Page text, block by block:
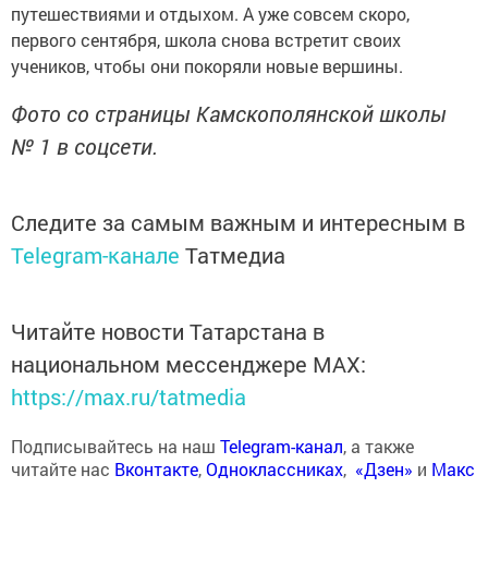
путешествиями и отдыхом. А уже совсем скоро,
первого сентября, школа снова встретит своих
учеников, чтобы они покоряли новые вершины.
Фото со страницы Камскополянской школы
№ 1 в соцсети.
Следите за самым важным и интересным в
Telegram-канале Татмедиа
Читайте новости Татарстана в
национальном мессенджере MАХ:
https://max.ru/tatmedia
Подписывайтесь на наш Telegram-канал, а также
читайте нас Вконтакте,Одноклассниках, «Дзен» и Макс